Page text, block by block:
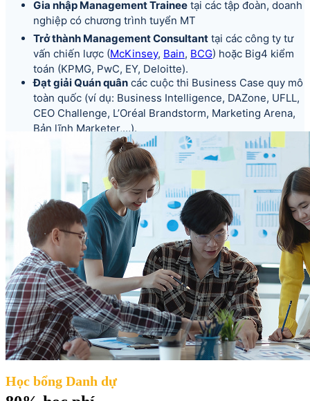
Gia nhập Management Trainee tại các tập đoàn, doanh
nghiệp có chương trình tuyển MT
Trở thành Management Consultant tại các công ty tư
vấn chiến lược (McKinsey, Bain, BCG) hoặc Big4 kiểm
toán (KPMG, PwC, EY, Deloitte).
Đạt giải Quán quân các cuộc thi Business Case quy mô
toàn quốc (ví dụ: Business Intelligence, DAZone, UFLL,
CEO Challenge, L’Oréal Brandstorm, Marketing Arena,
Bản lĩnh Marketer,…).
Học bổng Danh dự